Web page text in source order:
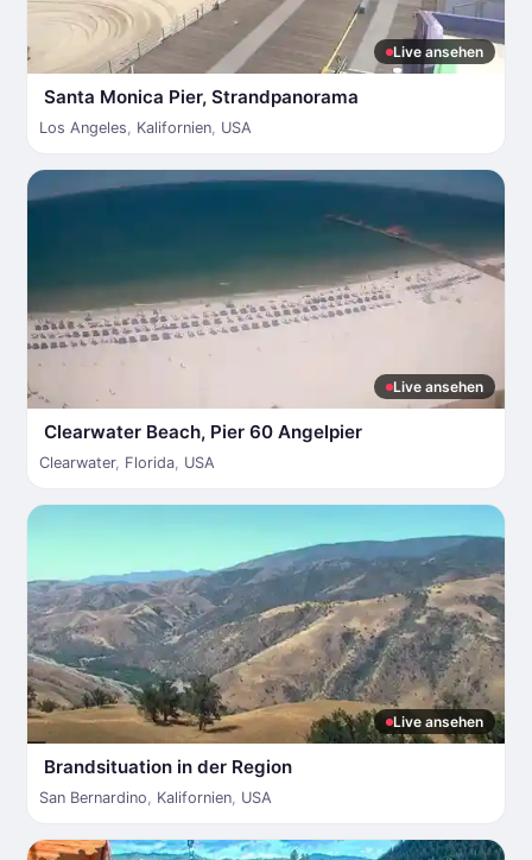
Live ansehen
Santa Monica Pier, Strandpanorama
Los Angeles, Kalifornien, USA
Live ansehen
Clearwater Beach, Pier 60 Angelpier
Clearwater, Florida, USA
Live ansehen
Brandsituation in der Region
San Bernardino, Kalifornien, USA